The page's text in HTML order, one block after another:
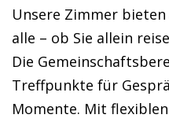
Unsere Zimmer
alle – ob Sie allein
Die
Treffpunkte für
Momente. Mit